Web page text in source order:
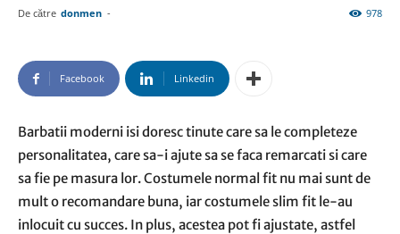
De către donmen - 978
Facebook Linkedin
Barbatii moderni isi doresc tinute care sa le completeze
personalitatea, care sa-i ajute sa se faca remarcati si care
sa fie pe masura lor. Costumele normal fit nu mai sunt de
mult o recomandare buna, iar costumele slim fit le-au
inlocuit cu succes. In plus, acestea pot fi ajustate, astfel